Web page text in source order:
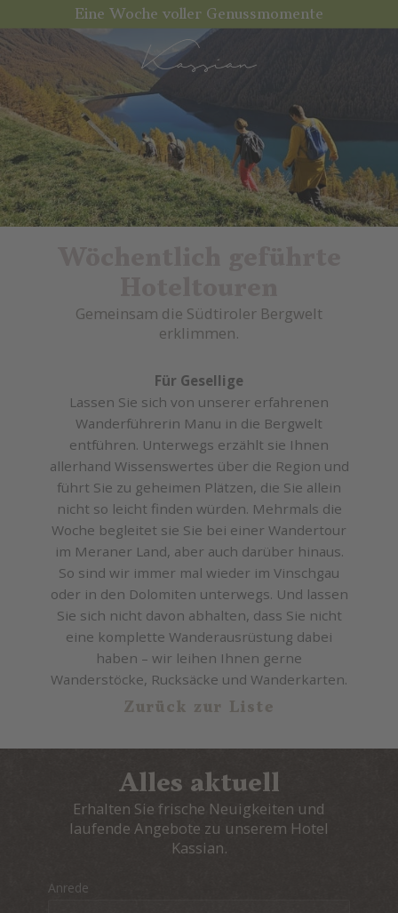
Eine Woche voller Genussmomente
Gemeinsam die Südtiroler Bergwelt
erklimmen.
Für Gesellige
Lassen Sie sich von unserer erfahrenen
Wanderführerin Manu in die Bergwelt
entführen. Unterwegs erzählt sie Ihnen
allerhand Wissenswertes über die Region und
führt Sie zu geheimen Plätzen, die Sie allein
nicht so leicht finden würden. Mehrmals die
Woche begleitet sie Sie bei einer Wandertour
im Meraner Land, aber auch darüber hinaus.
So sind wir immer mal wieder im Vinschgau
oder in den Dolomiten unterwegs. Und lassen
Sie sich nicht davon abhalten, dass Sie nicht
eine komplette Wanderausrüstung dabei
haben – wir leihen Ihnen gerne
Wanderstöcke, Rucksäcke und Wanderkarten.
Zurück zur Liste
Alles aktuell
Erhalten Sie frische Neuigkeiten und
laufende Angebote zu unserem Hotel
Kassian.
Anrede